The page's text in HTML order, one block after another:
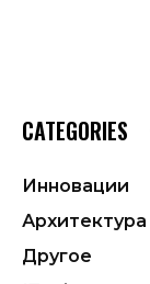
CATEGORIES
Инновации
Архитектура
Другое